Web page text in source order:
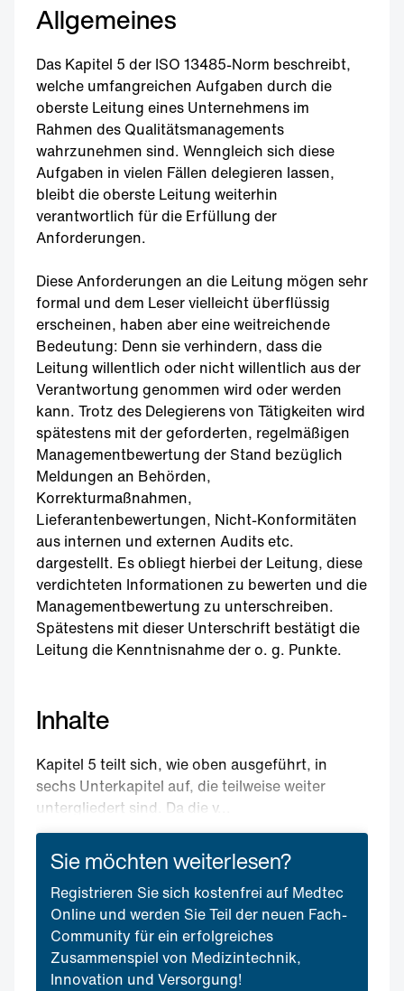
Allgemeines
Das Kapitel 5 der ISO 13485-Norm beschreibt,
welche umfangreichen Aufgaben durch die
oberste Leitung eines Unternehmens im
Rahmen des Qualitätsmanagements
wahrzunehmen sind. Wenngleich sich diese
Aufgaben in vielen Fällen delegieren lassen,
bleibt die oberste Leitung weiterhin
verantwortlich für die Erfüllung der
Anforderungen.
Diese Anforderungen an die Leitung mögen sehr
formal und dem Leser vielleicht überflüssig
erscheinen, haben aber eine weitreichende
Bedeutung: Denn sie verhindern, dass die
Leitung willentlich oder nicht willentlich aus der
Verantwortung genommen wird oder werden
kann. Trotz des Delegierens von Tätigkeiten wird
spätestens mit der geforderten, regelmäßigen
Managementbewertung der Stand bezüglich
Meldungen an Behörden,
Korrekturmaßnahmen,
Lieferantenbewertungen, Nicht-Konformitäten
aus internen und externen Audits etc.
dargestellt. Es obliegt hierbei der Leitung, diese
verdichteten Informationen zu bewerten und die
Managementbewertung zu unterschreiben.
Spätestens mit dieser Unterschrift bestätigt die
Leitung die Kenntnisnahme der o. g. Punkte.
Inhalte
Kapitel 5 teilt sich, wie oben ausgeführt, in
sechs Unterkapitel auf, die teilweise weiter
untergliedert sind. Da die v...
Sie möchten weiterlesen?
Registrieren Sie sich kostenfrei auf Medtec
Online und werden Sie Teil der neuen Fach-
Community für ein erfolgreiches
Zusammenspiel von Medizintechnik,
Innovation und Versorgung!